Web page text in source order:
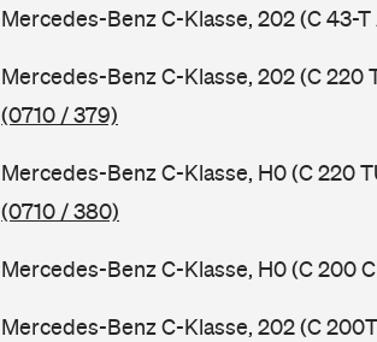
Mercedes-Benz C-Klasse, 202 (C 43-
Mercedes-Benz C-Klasse, 202 (C 220
(0710 / 379)
Mercedes-Benz C-Klasse, H0 (C 220
(0710 / 380)
Mercedes-Benz C-Klasse, H0 (C 200
Mercedes-Benz C-Klasse, 202 (C